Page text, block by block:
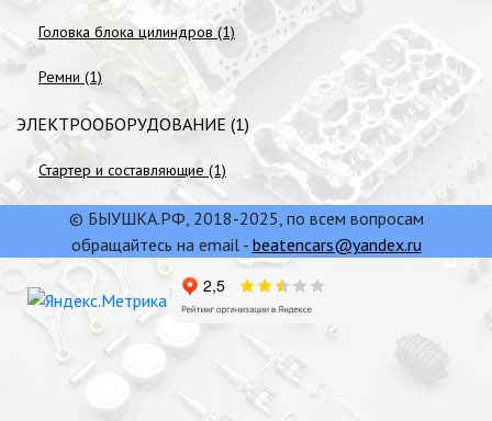
Головка блока цилиндров (1)
Ремни (1)
ЭЛЕКТРООБОРУДОВАНИЕ (1)
Стартер и составляющие (1)
© БЫУШКА.РФ, 2018-2025, по всем вопросам
обращайтесь на email - beatencars@yandex.ru